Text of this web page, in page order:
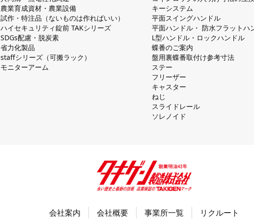
農業育成資材・農業設備
試作・特注品（ないものは作ればいい）
ハイセキュリティ錠前 TAKシリーズ
SDGs配慮・脱炭素
省力化製品
staffシリーズ（可搬ラック）
モニターアーム
キーシステム
平⾯スイングハンドル
平⾯ハンドル・ 防⽔フラットハ
L型ハンドル・ロックハンドル
蝶番のご案内
盤⽤裏蝶番取付け参考⼨法
ステー
フリーザー
キャスター
ねじ
スライドレール
ソレノイド
会社案内 会社概要 事業所一覧 リクルート